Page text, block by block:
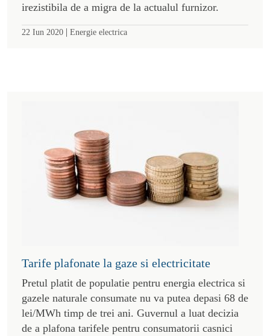
irezistibila de a migra de la actualul furnizor.
22 Iun 2020 | Energie electrica
Tarife plafonate la gaze si electricitate
Pretul platit de populatie pentru energia electrica si
gazele naturale consumate nu va putea depasi 68 de
lei/MWh timp de trei ani. Guvernul a luat decizia
de a plafona tarifele pentru consumatorii casnici